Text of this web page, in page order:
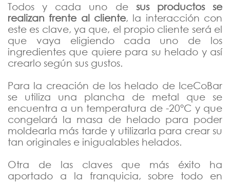
Todos y cada uno de sus productos se
realizan frente al cliente, la interacción con
este es clave, ya que, el propio cliente será el
que vaya eligiendo cada uno de los
ingredientes que quiere para su helado y así
crearlo según sus gustos.
Para la creación de los helado de IceCoBar
se utiliza una plancha de metal que se
encuentra a un temperatura de -20ºC y que
congelará la masa de helado para poder
moldearla más tarde y utilizarla para crear su
tan originales e inigualables helados.
Otra de las claves que más éxito ha
aportado a la franquicia, sobre todo en